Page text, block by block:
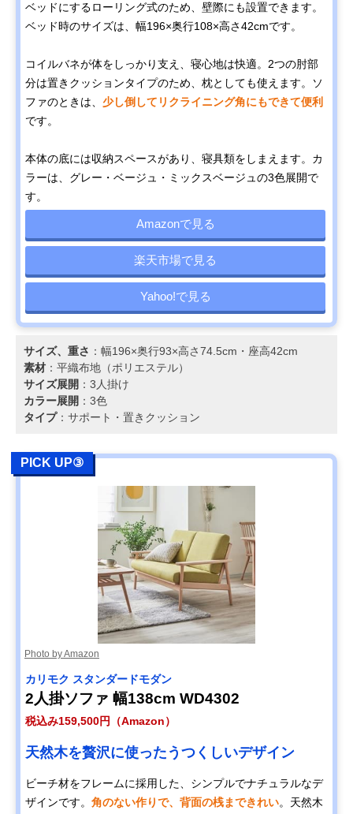
ベッドにするローリング式のため、壁際にも設置できます。
ベッド時のサイズは、幅196×奥行108×高さ42cmです。
コイルバネが体をしっかり支え、寝心地は快適。2つの肘部
分は置きクッションタイプのため、枕としても使えます。ソ
ファのときは、 少し倒してリクライニング角にもできて便利
です。
本体の底には収納スペースがあり、寝具類をしまえます。カ
ラーは、グレー・ベージュ・ミックスベージュの3色展開で
す。
Amazonで見る
楽天市場で見る
Yahoo!で見る
サイズ、重さ ：幅196×奥行93×高さ74.5cm・座高42cm
素材 ：平織布地（ポリエステル）
サイズ展開 ：3人掛け
カラー展開 ：3色
タイプ：サポート・置きクッション
PICK UP③
Photo by Amazon
カリモク スタンダードモダン
2人掛ソファ 幅138cm WD4302
税込み159,500円（Amazon）
天然木を贅沢に使ったうつくしいデザイン
ビーチ材をフレームに採用した、シンプルでナチュラルなデ
ザインです。 角のない作りで、背面の桟まできれい。天然木